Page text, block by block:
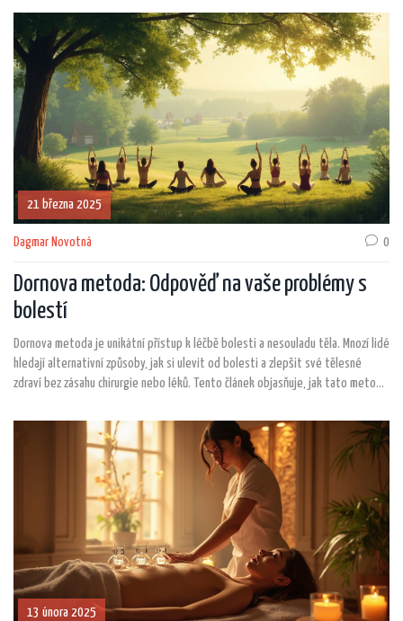
21 března 2025
Dagmar Novotná 0
Dornova metoda: Odpověď na vaše problémy s
bolestí
Dornova metoda je unikátní přístup k léčbě bolesti a nesouladu těla. Mnozí lidé
hledají alternativní způsoby, jak si ulevit od bolesti a zlepšit své tělesné
zdraví bez zásahu chirurgie nebo léků. Tento článek objasňuje, jak tato metoda
tipy, jak ji efektivně zařadit do svého života.
13 února 2025